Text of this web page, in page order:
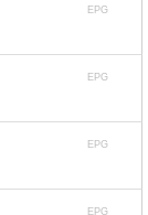
EPG
EPG
EPG
EPG